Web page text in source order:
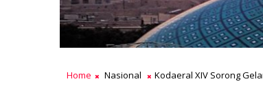
Home Nasional Kodaeral XIV Sorong